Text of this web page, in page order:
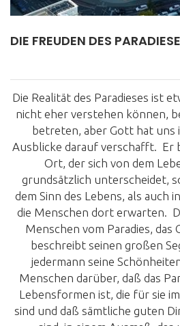
DIE FREUDEN DES
Die Realität des Paradieses ist
nicht eher verstehen können,
betreten, aber Gott hat uns
Ausblicke darauf verschafft. Er
Ort, der sich von dem
grundsätzlich unterscheidet,
dem Sinn des Lebens, als auch
die Menschen dort erwarten.
Menschen vom Paradies,
beschreibt seinen großen
jedermann seine
Menschen darüber, daß das
Lebensformen ist, die für sie
sind und daß sämtliche guten